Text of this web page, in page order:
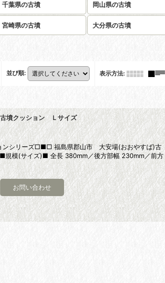
千葉県の古墳 岡山県の古墳
宮崎県の古墳 大分県の古墳
並び順: 表示方法:
墳クッション Ｌサイズ
シリーズ□■□ 福島県郡山市 大安場(おおやすば)古
模(サイズ)■ 全長 380mm／後方部幅 230mm／前方